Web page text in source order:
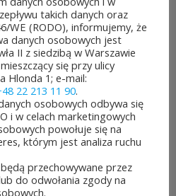
W BUDŻECIE
takich danych oraz
WE (RODO), informujemy, że
danych osobowych jest
II z siedzibą w Warszawie
się przy ulicy
Hlonda 1; e-mail:
22 213 11 90.
osobowych odbywa się
i w celach marketingowych
powołuje się na
którym jest analiza ruchu
przechowywane przez
do odwołania zgody na